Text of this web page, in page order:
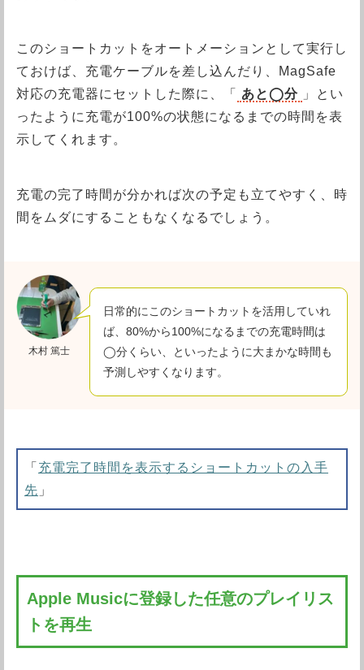
このショートカットをオートメーションとして実行し
ておけば、充電ケーブルを差し込んだり、MagSafe
対応の充電器にセットした際に、「
あと◯分
」とい
ったように充電が100%の状態になるまでの時間を表
示してくれます。
充電の完了時間が分かれば次の予定も立てやすく、時
間をムダにすることもなくなるでしょう。
木村 篤士
日常的にこのショートカットを活用していれ
ば、80%から100%になるまでの充電時間は
◯分くらい、といったように大まかな時間も
予測しやすくなります。
「 充電完了時間を表示するショートカットの入手
先 」
Apple Musicに登録した任意のプレイリス
トを再生